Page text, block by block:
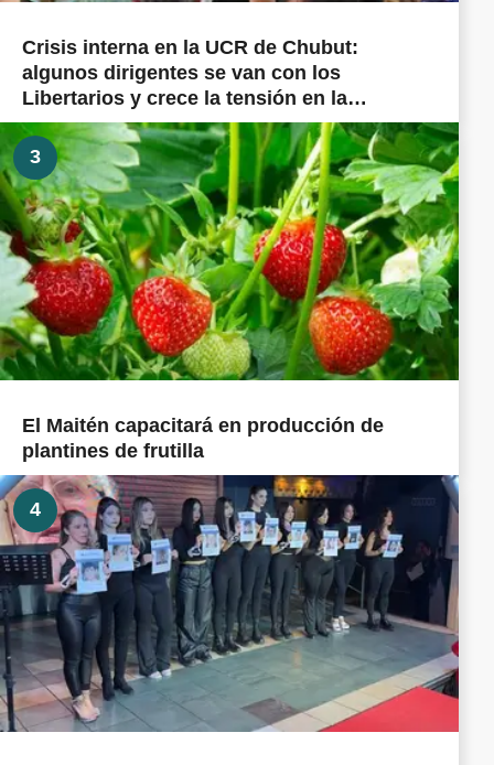
Crisis interna en la UCR de Chubut:
algunos dirigentes se van con los
Libertarios y crece la tensión en la
militancia cordillerana
3
El Maitén capacitará en producción de
plantines de frutilla
4